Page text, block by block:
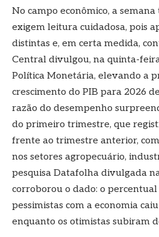
No campo econômico, a
exigem leitura cuidadosa, pois
distintas e, em certa medida,
Central divulgou, na quinta-
Política Monetária, elevando a
crescimento do PIB para 2026
razão do desempenho
do primeiro trimestre, que
frente ao trimestre anterior,
nos setores agropecuário,
pesquisa Datafolha divulgada
corroborou o dado: o
pessimistas com a economia
enquanto os otimistas subiram